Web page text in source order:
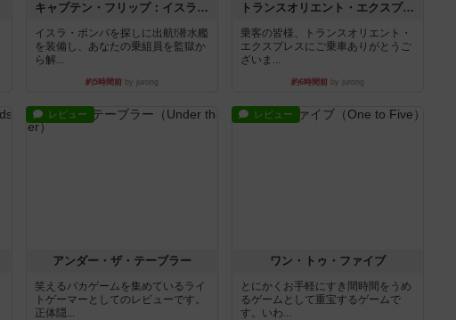
キャプテン・フリップ：イスラ・ボンバ
イスラ・ボンバを探しに出航!潜水艦
を装備し、あなたの乗組員を監獄か
ら解...
約5時間前 by jurong
トランスオリエント・エクスプレス
乗客の皆様、トランスオリエント・
エクスプレスにご乗車ありがとうご
ざいま...
約6時間前 by jurong
レビュー
アンダー・ザ・テーブラー
笑えるバカゲームを集めているライ
トゲーマーとしてのレビューです。
正体隠...
レビュー
ワン・トゥ・ファイブ
とにかくお手軽にすき間時間をうめ
るゲームとして重宝するゲームで
す。いわ...